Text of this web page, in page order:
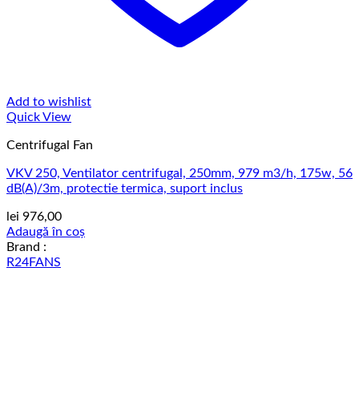
Add to wishlist
Quick View
Centrifugal Fan
VKV 250, Ventilator centrifugal, 250mm, 979 m3/h, 175w, 56
dB(A)/3m, protectie termica, suport inclus
lei 976,00
Adaugă în coș
Brand :
R24FANS